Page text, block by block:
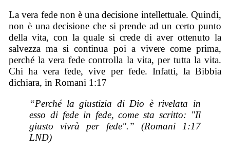
La vera fede non è una decisione intellettuale. Quindi,
non è una decisione che si prende ad un certo punto
della vita, con la quale si crede di aver ottenuto la
salvezza ma si continua poi a vivere come prima,
perché la vera fede controlla la vita, per tutta la vita.
Chi ha vera fede, vive per fede. Infatti, la Bibbia
dichiara, in Romani 1:17
“Perché la giustizia di Dio è rivelata in
esso di fede in fede, come sta scritto: "Il
giusto vivrà per fede".” (Romani 1:17
LND)